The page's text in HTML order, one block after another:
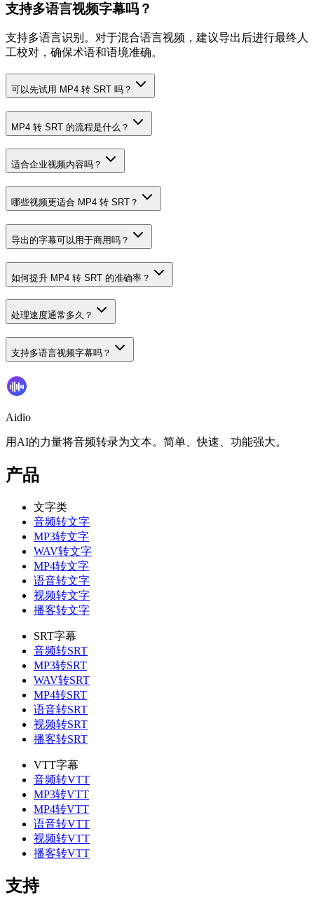
支持多语言视频字幕吗？
支持多语言识别。对于混合语言视频，建议导出后进行最终人
工校对，确保术语和语境准确。
可以先试用 MP4 转 SRT 吗？
MP4 转 SRT 的流程是什么？
适合企业视频内容吗？
哪些视频更适合 MP4 转 SRT？
导出的字幕可以用于商用吗？
如何提升 MP4 转 SRT 的准确率？
处理速度通常多久？
支持多语言视频字幕吗？
Aidio
用AI的力量将音频转录为文本。简单、快速、功能强大。
产品
文字类
音频转文字
MP3转文字
WAV转文字
MP4转文字
语音转文字
视频转文字
播客转文字
SRT字幕
音频转SRT
MP3转SRT
WAV转SRT
MP4转SRT
语音转SRT
视频转SRT
播客转SRT
VTT字幕
音频转VTT
MP3转VTT
MP4转VTT
语音转VTT
视频转VTT
播客转VTT
支持